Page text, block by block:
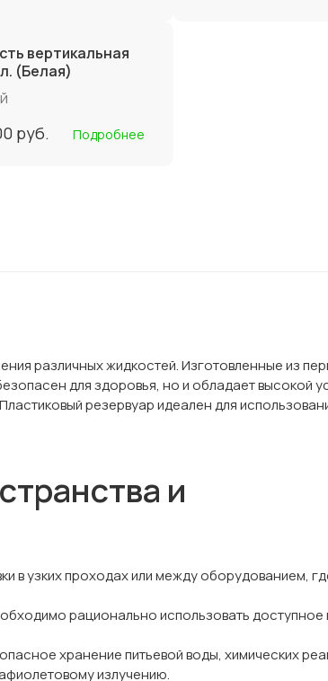
вертикальная
(Белая)
руб. Подробнее
различных жидкостей. Изготовленные из
для здоровья, но и обладает высокой
резервуар идеален для
и
в узких проходах или между оборудованием,
рационально использовать доступное
хранение питьевой воды, химических
излучению.